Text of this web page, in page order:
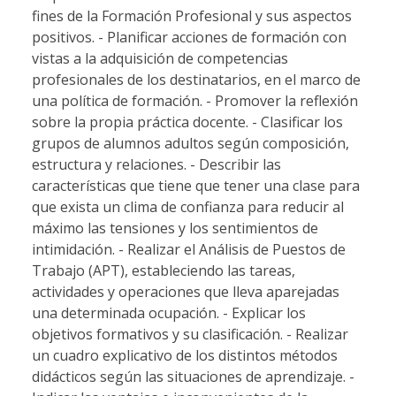
fines de la Formación Profesional y sus aspectos
positivos. - Planificar acciones de formación con
vistas a la adquisición de competencias
profesionales de los destinatarios, en el marco de
una política de formación. - Promover la reflexión
sobre la propia práctica docente. - Clasificar los
grupos de alumnos adultos según composición,
estructura y relaciones. - Describir las
características que tiene que tener una clase para
que exista un clima de confianza para reducir al
máximo las tensiones y los sentimientos de
intimidación. - Realizar el Análisis de Puestos de
Trabajo (APT), estableciendo las tareas,
actividades y operaciones que lleva aparejadas
una determinada ocupación. - Explicar los
objetivos formativos y su clasificación. - Realizar
un cuadro explicativo de los distintos métodos
didácticos según las situaciones de aprendizaje. -